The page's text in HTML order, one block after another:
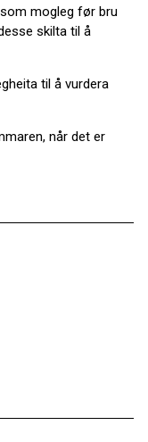
mogleg før bru
skilta til å
til å vurdera
når det er